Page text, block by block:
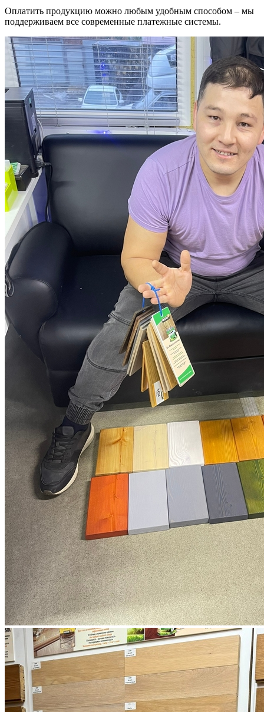
Оплатить продукцию можно любым удобным способом – мы
поддерживаем все современные платежные системы.